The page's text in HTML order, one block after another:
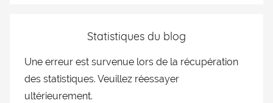
Statistiques du blog
Une erreur est survenue lors de la récupération
des statistiques. Veuillez réessayer
ultérieurement.